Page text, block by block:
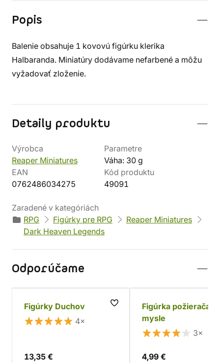
Popis
Balenie obsahuje 1 kovovú figúrku klerika
Halbaranda. Miniatúry dodávame nefarbené a môžu
vyžadovať zloženie.
Detaily produktu
Výrobca
Reaper Miniatures
Parametre
Váha: 30 g
EAN
0762486034275
Kód produktu
49091
Zaradené v kategóriách
RPG
Figúrky pre RPG
Reaper Miniatures
Dark Heaven Legends
Odporúčame
Figúrky Duchov
4×
13,35 €
Figúrka požierača
mysle
3×
4,99 €